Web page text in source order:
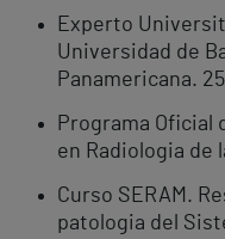
Experto
Universidad de
Panamericana.
Programa Oficial
en Radiologia de
Curso SERAM.
patologia del